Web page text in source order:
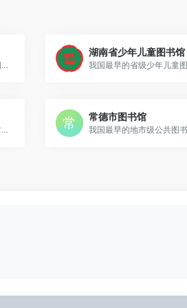
江苏省省级公共图书馆与国家一级图书馆，藏书总量超过1280万册，其中古籍160万册
湖南省少年儿童图书馆
国家一级图书馆和四川省古籍保护中心
常德市图书馆
我国最早的地市级公共图